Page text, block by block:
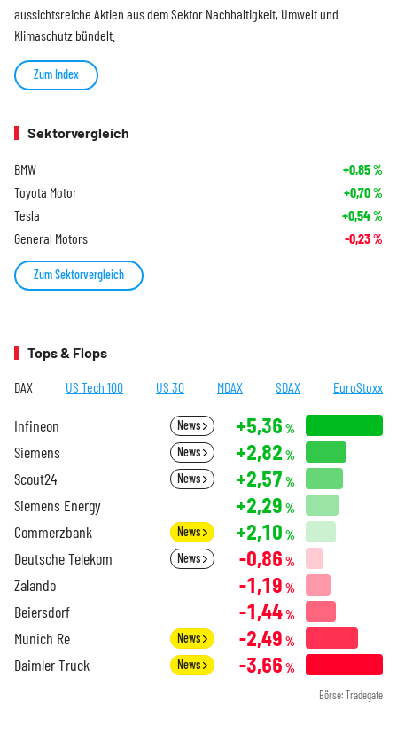
aussichtsreiche Aktien aus dem Sektor Nachhaltigkeit, Umwelt und
Klimaschutz bündelt.
Zum Index
Sektorvergleich
BMW +0,85%
Toyota Motor +0,70%
Tesla +0,54%
General Motors -0,23%
Zum Sektorvergleich
Tops & Flops
DAX US Tech 100 US 30 MDAX SDAX EuroStoxx
Infineon News +5,36 %
Siemens News +2,82 %
Scout24 News +2,57 %
Siemens Energy +2,29 %
Commerzbank News +2,10 %
Deutsche Telekom News -0,86 %
Zalando -1,19 %
Beiersdorf -1,44%
Munich Re News -2,49 %
Daimler Truck News -3,66 %
Börse: Tradegate